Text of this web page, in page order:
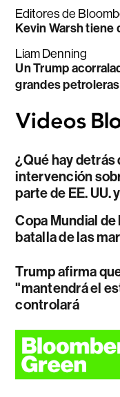
Editores de
Kevin Warsh tiene
Liam Denning
Un Trump
grandes petroleras
¿Qué hay detrás
intervención
parte de EE. UU.
Copa Mundial de
batalla de las
Trump afirma
"mantendrá el
controlará